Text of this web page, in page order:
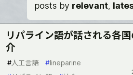
posts by relevant,
リパライン語が話される各
介
#人工言語 #lineparine